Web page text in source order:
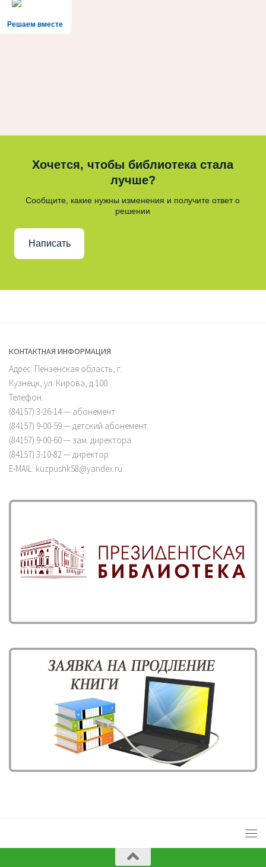
Решаем вместе
Хочется, чтобы библиотека стала
лучше?
Сообщите, какие нужны изменения и получите ответ о
решении
Написать
КОНТАКТНАЯ ИНФОРМАЦИЯ
Адрес: Пензенская область, г.
Кузнецк, ул. Кирова, д.100
Телефон:
(84157) 3-26-14 — абонемент
(84157) 9-00-59 — детский абонемент
(84157) 9-00-60 — зам. директора
(84157) 3-10-82 — директор
E-MAIL: kuzpushk58@yandex.ru